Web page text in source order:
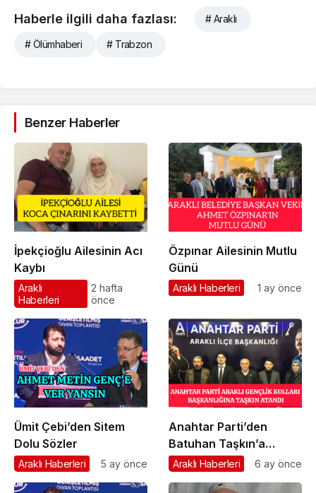
Haberle ilgili daha fazlası: # Araklı
# Ölümhaberi # Trabzon
Benzer Haberler
İpekçioğlu Ailesinin Acı
Kaybı
Araklı
Haberleri
2 hafta
önce
Özpınar Ailesinin Mutlu
Günü
Araklı Haberleri 1 ay önce
Ümit Çebi’den Sitem
Dolu Sözler
Araklı Haberleri 5 ay önce
Anahtar Parti’den
Batuhan Taşkın’a
Önemli Görev
Araklı Haberleri 6 ay önce